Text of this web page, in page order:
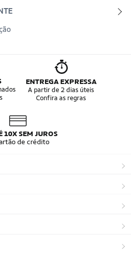
ENTREGA EXPRESSA
A partir de 2 dias úteis
Confira as regras
10X SEM JUROS
de crédito